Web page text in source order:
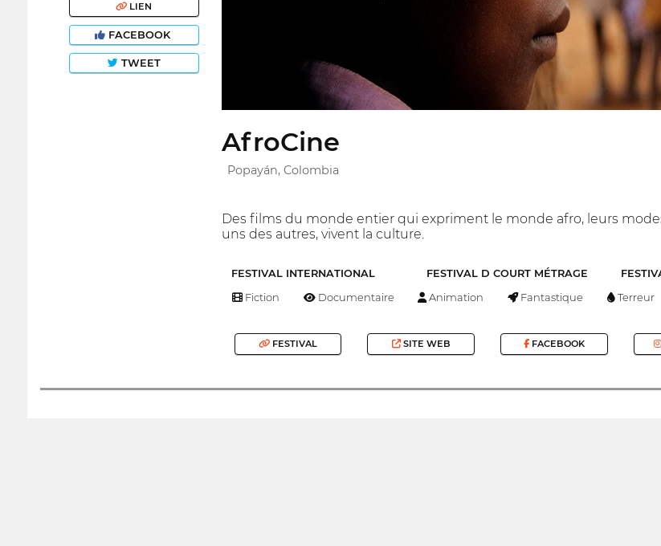
LIEN
FACEBOOK
TWEET
AfroCine
Popayán, Colombia
Des films du monde entier qui expriment le monde afro, leurs
uns des autres, vivent la culture.
FESTIVAL INTERNATIONAL FESTIVAL D COURT MÉTRAGE
Fiction Documentaire Animation Fantastique Terreur
FESTIVAL SITE WEB FACEBOOK